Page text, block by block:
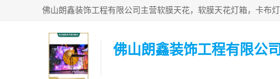
佛山朗鑫装饰工程有限公司